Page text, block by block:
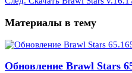
Материалы в тему
Обновление Brawl Stars